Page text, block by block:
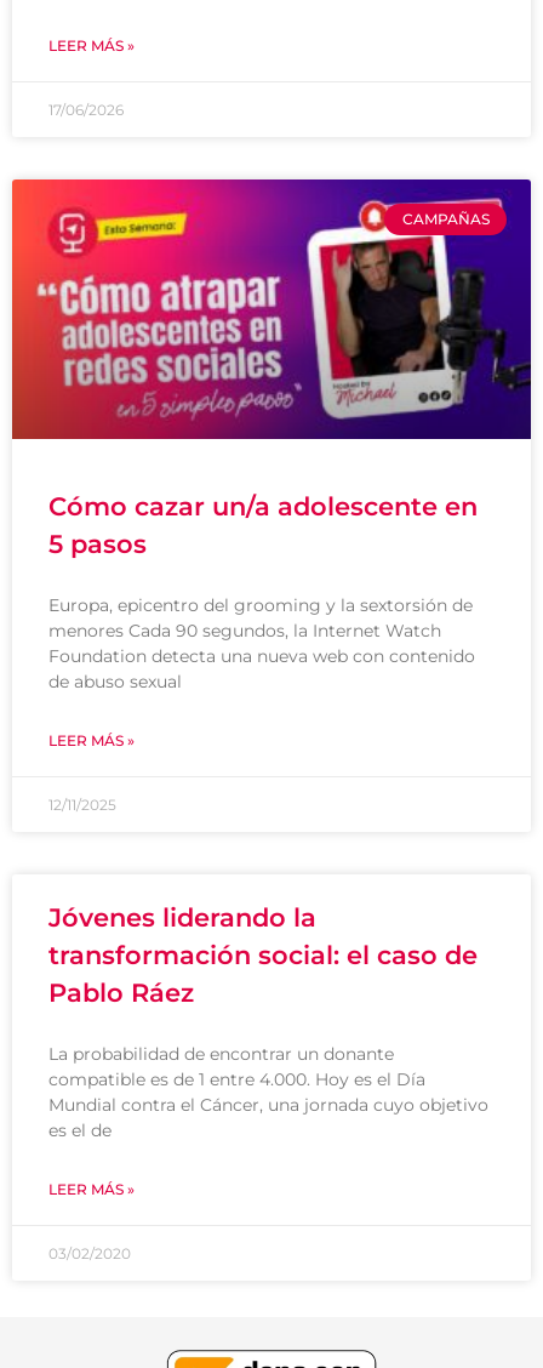
LEER MÁS »
17/06/2026
CAMPAÑAS
Cómo cazar un/a adolescente en
5 pasos
Europa, epicentro del grooming y la sextorsión de
menores Cada 90 segundos, la Internet Watch
Foundation detecta una nueva web con contenido
de abuso sexual
LEER MÁS »
12/11/2025
Jóvenes liderando la
transformación social: el caso de
Pablo Ráez
La probabilidad de encontrar un donante
compatible es de 1 entre 4.000. Hoy es el Día
Mundial contra el Cáncer, una jornada cuyo objetivo
es el de
LEER MÁS »
03/02/2020